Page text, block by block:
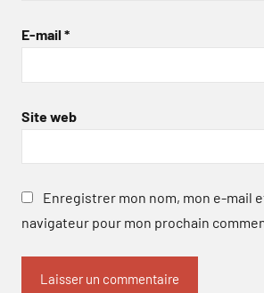
E-mail *
Site web
Enregistrer mon nom, mon e-mail
navigateur pour mon prochain